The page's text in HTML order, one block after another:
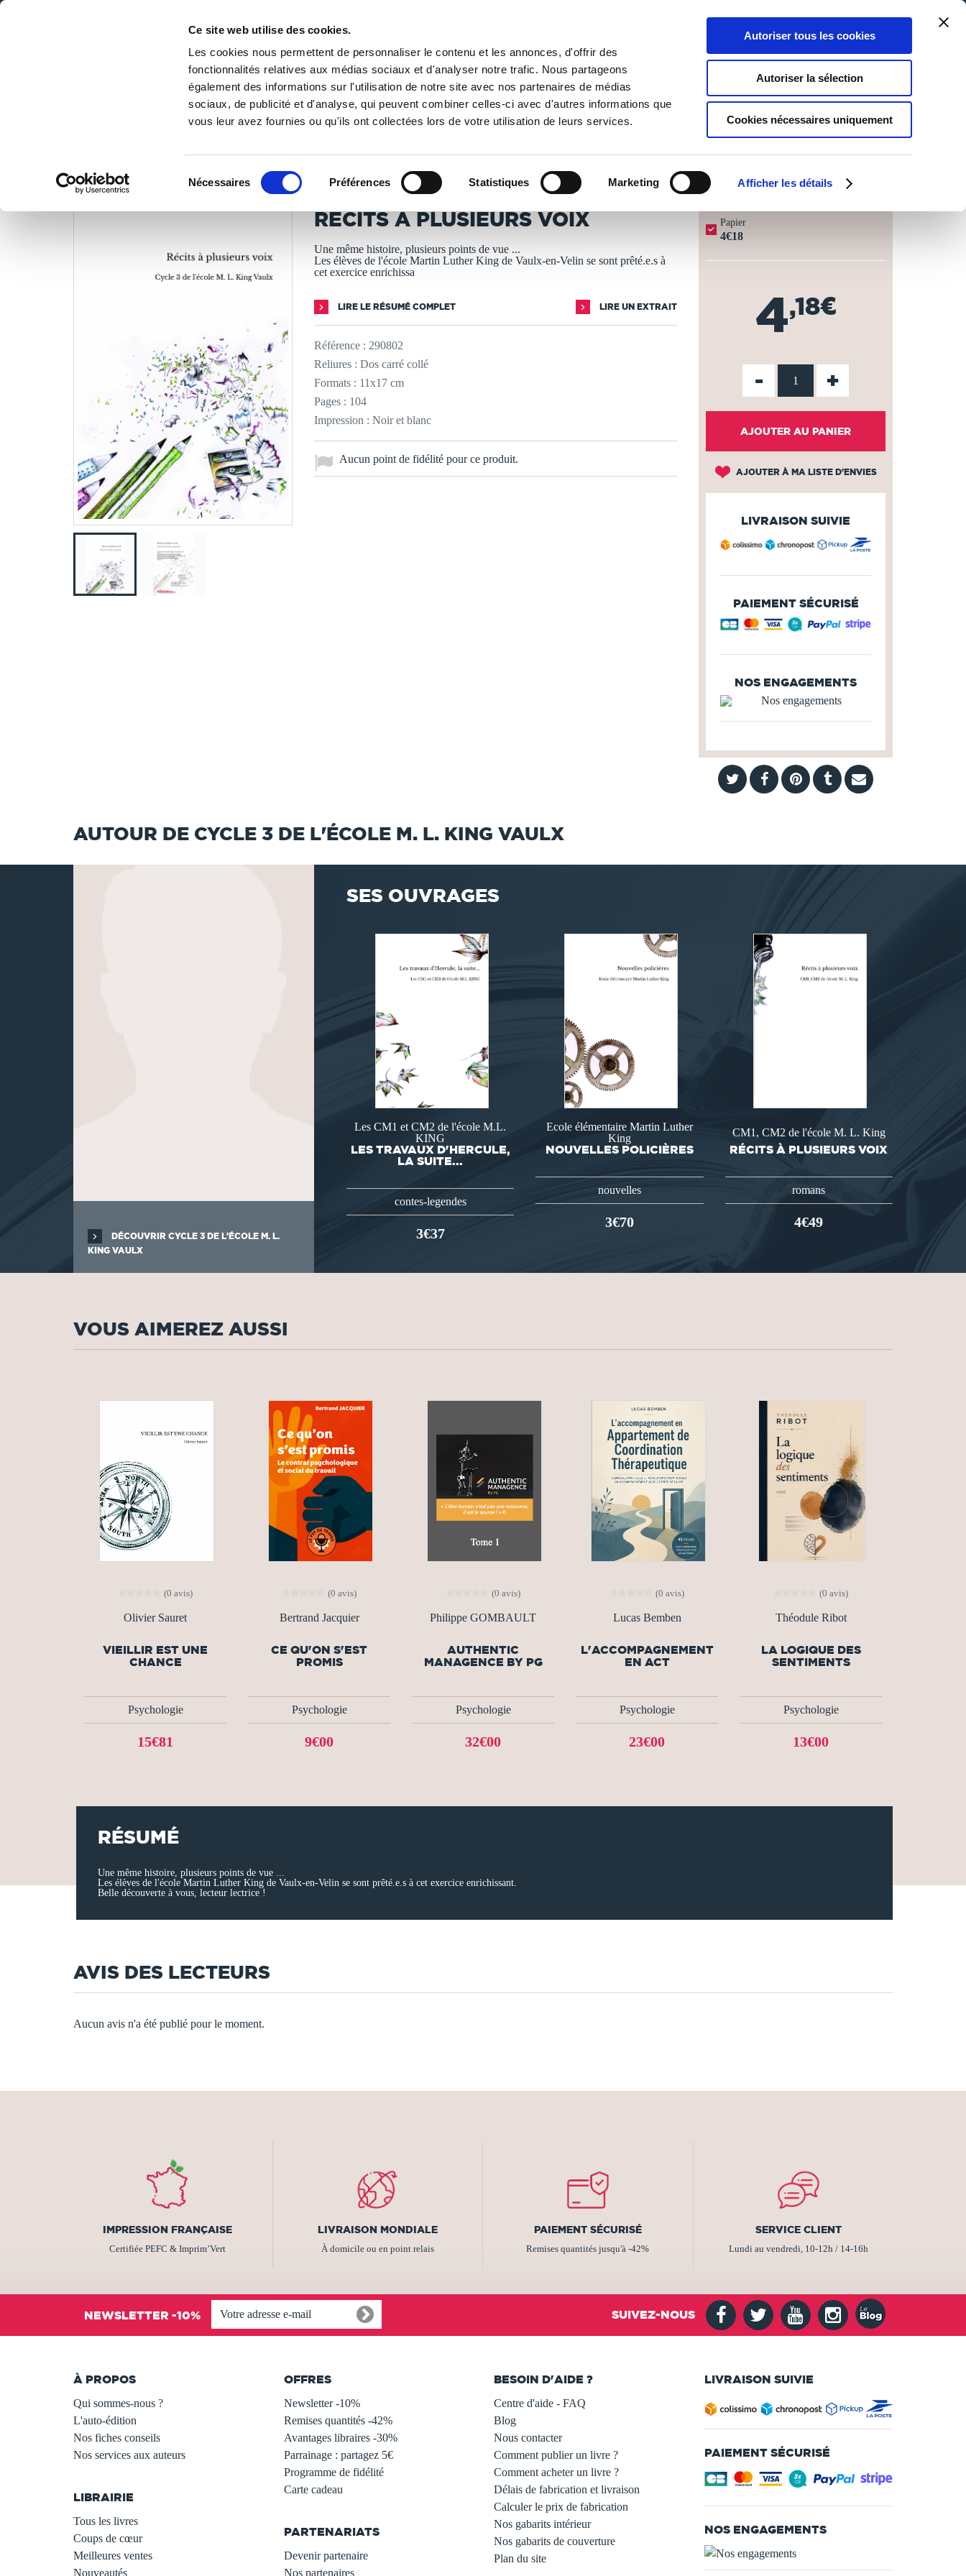
Ce site web utilise des cookies.
Les cookies nous permettent de personnaliser le contenu et les annonces, d'offrir des
fonctionnalités relatives aux médias sociaux et d'analyser notre trafic. Nous partageons
également des informations sur l'utilisation de notre site avec nos partenaires de médias
sociaux, de publicité et d'analyse, qui peuvent combiner celles-ci avec d'autres informations que
vous leur avez fournies ou qu'ils ont collectées lors de votre utilisation de leurs services.
Nécessaires Préférences Statistiques Marketing Afficher les détails
Autoriser tous les cookies
Autoriser la sélection
Cookies nécessaires uniquement
DE LA PAGE BLANCHE... AU BEST SELLER
0
Panier
0
Ma liste
Connexion
PUBLIER UN LIVRE LIBRAIRIE
/ Jeunesse & ados / Romans jeunesse / Récits à plusieurs voix
LES LIVRES SONT IMPRIMÉS À LA DEMANDE - DÉLAI ACTUEL : 3 À 5 JOURS OUVRÉS ⏱️
Cycle 3 de l'école M. L. King Vaulx
RÉCITS À PLUSIEURS VOIX
Une même histoire, plusieurs points de vue ...
Les élèves de l'école Martin Luther King de Vaulx-en-Velin se sont prêté.e.s à
cet exercice enrichissa
LIRE LE RÉSUMÉ COMPLET LIRE UN EXTRAIT
Référence : 290802
Reliures : Dos carré collé
Formats : 11x17 cm
Pages : 104
Impression : Noir et blanc
Aucun point de fidélité pour ce produit.
Papier
4€18
4,18€
- +
AJOUTER AU PANIER
AJOUTER À MA LISTE D'ENVIES
LIVRAISON SUIVIE
PAIEMENT SÉCURISÉ
NOS ENGAGEMENTS
AUTOUR DE CYCLE 3 DE L'ÉCOLE M. L. KING VAULX
DÉCOUVRIR CYCLE 3 DE L'ÉCOLE M. L.
KING VAULX
SES OUVRAGES
Les CM1 et CM2 de l'école M.L.
KING
LES TRAVAUX D'HERCULE,
LA SUITE...
contes-legendes
3€37
Ecole élémentaire Martin Luther
King
NOUVELLES POLICIÈRES
nouvelles
3€70
CM1, CM2 de l'école M. L. King
RÉCITS À PLUSIEURS VOIX
romans
4€49
VOUS AIMEREZ AUSSI
(0 avis)
Olivier Sauret
VIEILLIR EST UNE
CHANCE
Psychologie
15€81
(0 avis)
Bertrand Jacquier
CE QU'ON S'EST
PROMIS
Psychologie
9€00
(0 avis)
Philippe GOMBAULT
AUTHENTIC
MANAGENCE BY PG
Psychologie
32€00
(0 avis)
Lucas Bemben
L'ACCOMPAGNEMENT
EN ACT
Psychologie
23€00
(0 avis)
Théodule Ribot
LA LOGIQUE DES
SENTIMENTS
Psychologie
13€00
RÉSUMÉ
Une même histoire, plusieurs points de vue ...
Les élèves de l'école Martin Luther King de Vaulx-en-Velin se sont prêté.e.s à cet exercice enrichissant.
Belle découverte à vous, lecteur lectrice !
AVIS DES LECTEURS
Aucun avis n'a été publié pour le moment.
IMPRESSION FRANÇAISE
Certifiée PEFC & Imprim’Vert
LIVRAISON MONDIALE
À domicile ou en point relais
PAIEMENT SÉCURISÉ
Remises quantités jusqu'à -42%
SERVICE CLIENT
Lundi au vendredi, 10-12h / 14-16h
NEWSLETTER -10% SUIVEZ-NOUS
À PROPOS
Qui sommes-nous ?
L'auto-édition
Nos fiches conseils
Nos services aux auteurs
LIBRAIRIE
Tous les livres
Coups de cœur
Meilleures ventes
Nouveautés
OFFRES
Newsletter -10%
Remises quantités -42%
Avantages libraires -30%
Parrainage : partagez 5€
Programme de fidélité
Carte cadeau
PARTENARIATS
Devenir partenaire
Nos partenaires
BESOIN D'AIDE ?
Centre d'aide - FAQ
Blog
Nous contacter
Comment publier un livre ?
Comment acheter un livre ?
Délais de fabrication et livraison
Calculer le prix de fabrication
Nos gabarits intérieur
Nos gabarits de couverture
Plan du site
LIVRAISON SUIVIE
PAIEMENT SÉCURISÉ
NOS ENGAGEMENTS